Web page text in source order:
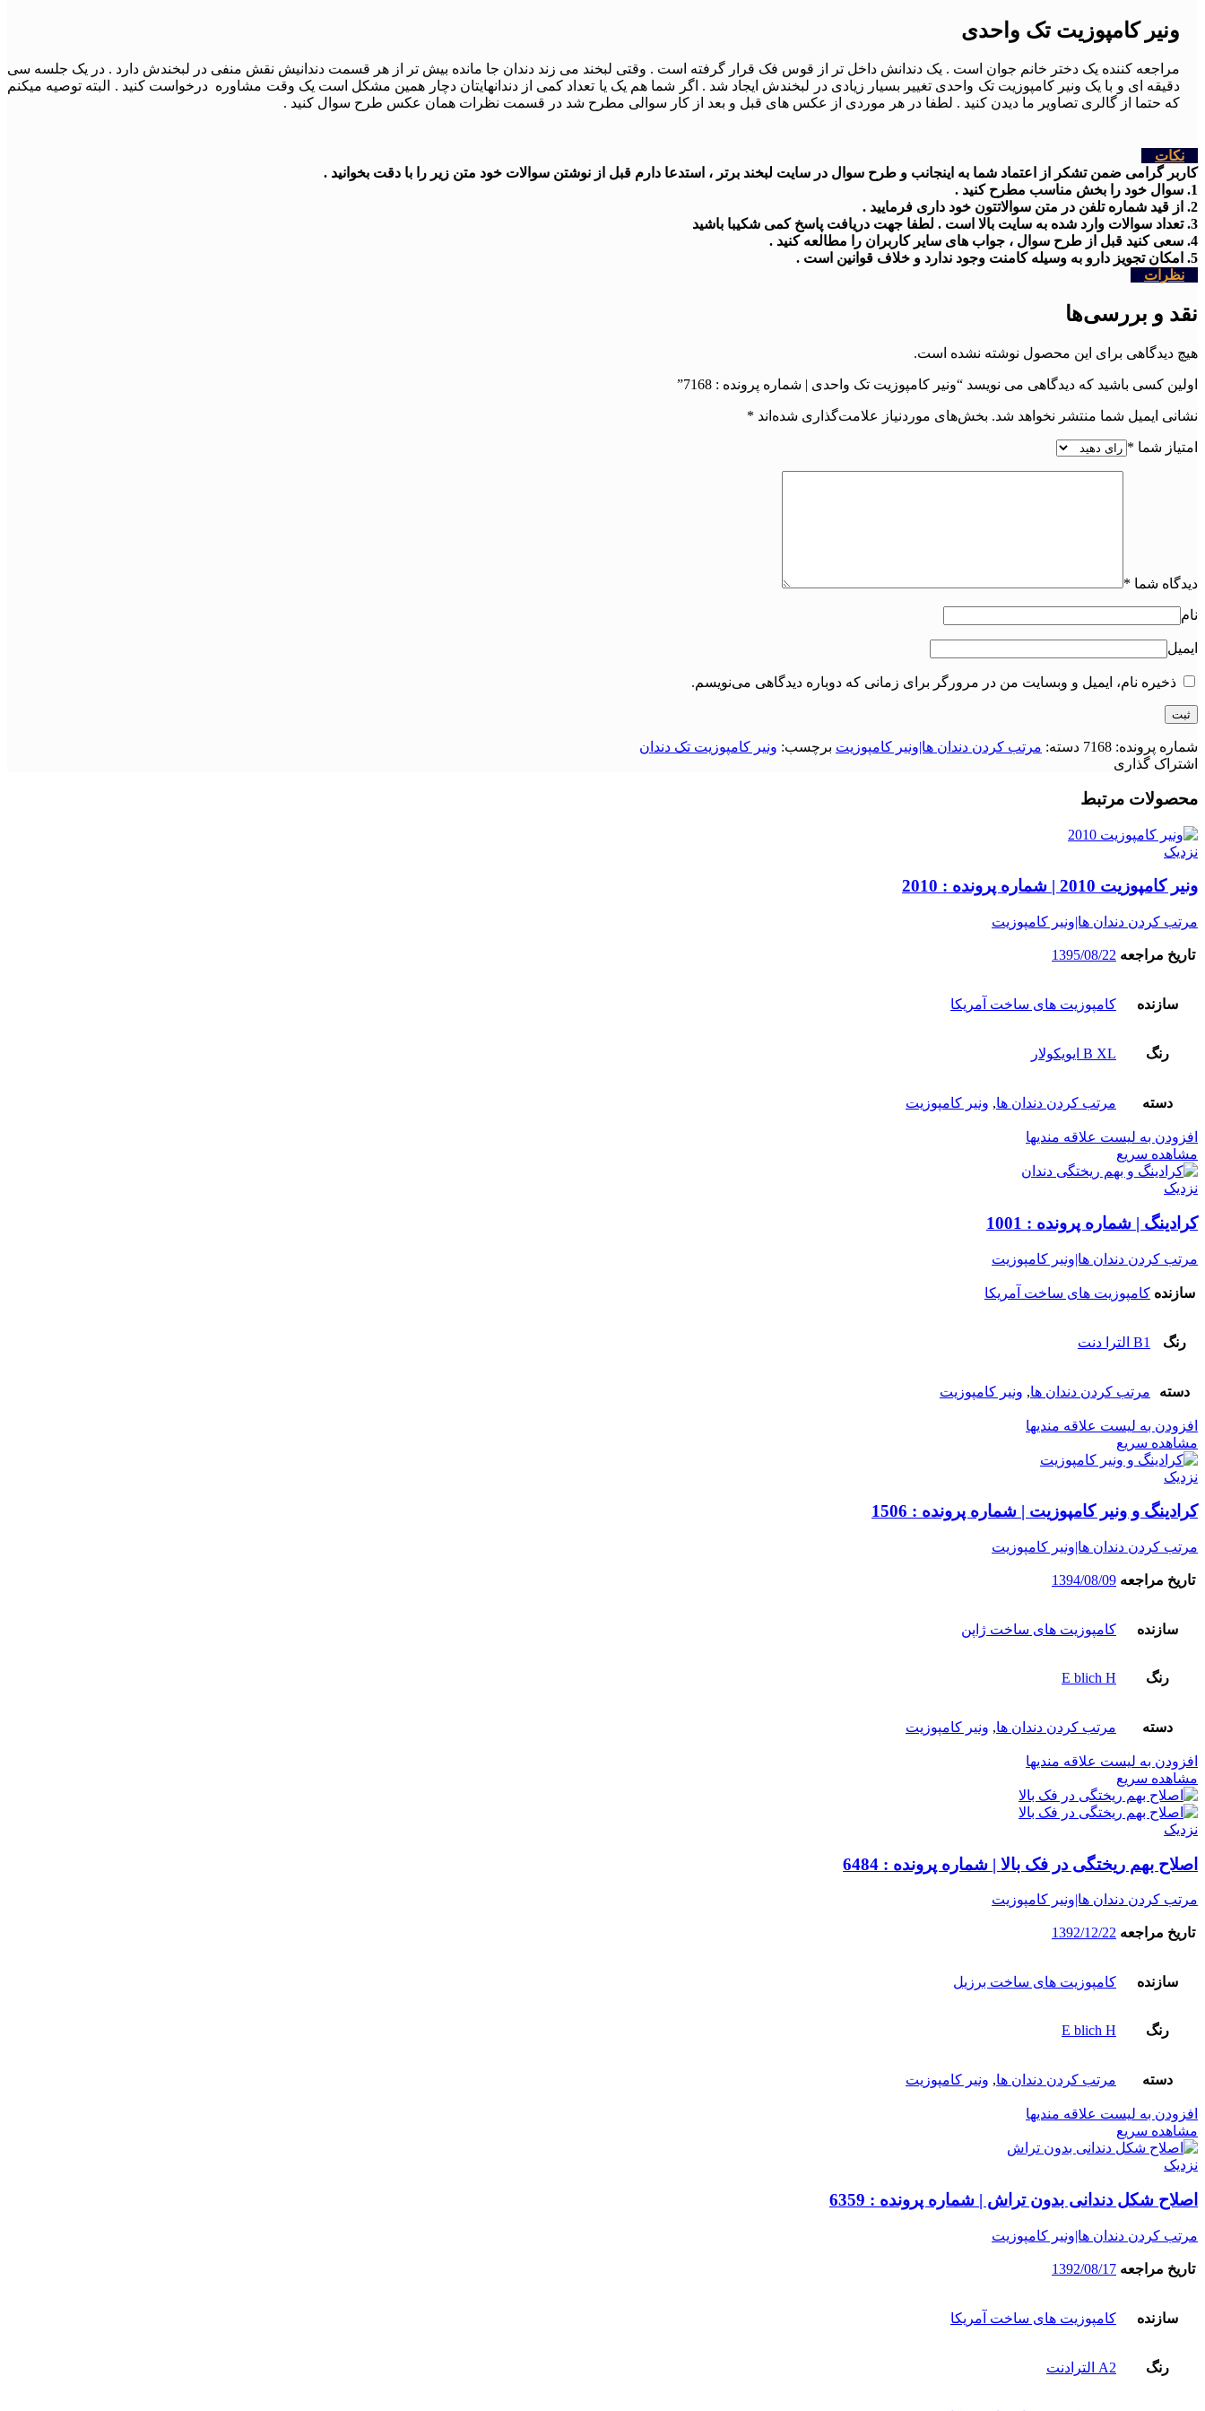
ونیر کامپوزیت تک واحدی
مراجعه کننده یک دختر خانم جوان است . یک دندانش داخل تر از قوس فک قرار گرفته است . وقتی لبخند می زند دندان جا مانده بیش تر از هر قسمت دندانیش نقش منفی در لبخندش دارد . در یک جلسه سی
دقیقه ای و با یک ونیر کامپوزیت تک واحدی تغییر بسیار زیادی در لبخندش ایجاد شد . اگر شما هم یک یا تعداد کمی از دندانهایتان دچار همین مشکل است یک وقت مشاوره درخواست کنید . البته توصیه میکنم
که حتما از گالری تصاویر ما دیدن کنید . لطفا در هر موردی از عکس های قبل و بعد از کار سوالی مطرح شد در قسمت نظرات همان عکس طرح سوال کنید .
نکات
کاربر گرامی ضمن تشکر از اعتماد شما به اینجانب و طرح سوال در سایت لبخند برتر ، استدعا دارم قبل از نوشتن سوالات خود متن زیر را با دقت بخوانید .
1. سوال خود را بخش مناسب مطرح کنید .
2. از قید شماره تلفن در متن سوالاتتون خود داری فرمایید .
3. تعداد سوالات وارد شده به سایت بالا است . لطفا جهت دریافت پاسخ کمی شکیبا باشید
4. سعی کنید قبل از طرح سوال ، جواب های سایر کاربران را مطالعه کنید .
5. امکان تجویز دارو به وسیله کامنت وجود ندارد و خلاف قوانین است .
نظرات
نقد و بررسی‌ها
هیچ دیدگاهی برای این محصول نوشته نشده است.
اولین کسی باشید که دیدگاهی می نویسد “ونیر کامپوزیت تک واحدی | شماره پرونده : 7168”
نشانی ایمیل شما منتشر نخواهد شد. بخش‌های موردنیاز علامت‌گذاری شده‌اند *
امتیاز شما *
دیدگاه شما *
نام
ایمیل
ذخیره نام، ایمیل و وبسایت من در مرورگر برای زمانی که دوباره دیدگاهی می‌نویسم.
شماره پرونده: 7168 دسته: مرتب کردن دندان ها|ونیر کامپوزیت برچسب: ونیر کامپوزیت تک دندان
اشتراک گذاری
محصولات مرتبط
نزدیک
ونیر کامپوزیت 2010 | شماره پرونده : 2010
مرتب کردن دندان ها|ونیر کامپوزیت
تاریخ مراجعه 1395/08/22
سازنده کامپوزیت های ساخت آمریکا
رنگ B XL ایویکولار
دسته مرتب کردن دندان ها, ونیر کامپوزیت
افزودن به لیست علاقه مندیها
مشاهده سریع
نزدیک
کرادینگ | شماره پرونده : 1001
مرتب کردن دندان ها|ونیر کامپوزیت
سازنده کامپوزیت های ساخت آمریکا
رنگ B1 الترا دنت
دسته مرتب کردن دندان ها, ونیر کامپوزیت
افزودن به لیست علاقه مندیها
مشاهده سریع
نزدیک
کرادینگ و ونیر کامپوزیت | شماره پرونده : 1506
مرتب کردن دندان ها|ونیر کامپوزیت
تاریخ مراجعه 1394/08/09
سازنده کامپوزیت های ساخت ژاپن
رنگ E blich H
دسته مرتب کردن دندان ها, ونیر کامپوزیت
افزودن به لیست علاقه مندیها
مشاهده سریع
نزدیک
اصلاح بهم ریختگی در فک بالا | شماره پرونده : 6484
مرتب کردن دندان ها|ونیر کامپوزیت
تاریخ مراجعه 1392/12/22
سازنده کامپوزیت های ساخت برزیل
رنگ E blich H
دسته مرتب کردن دندان ها, ونیر کامپوزیت
افزودن به لیست علاقه مندیها
مشاهده سریع
نزدیک
اصلاح شکل دندانی بدون تراش | شماره پرونده : 6359
مرتب کردن دندان ها|ونیر کامپوزیت
تاریخ مراجعه 1392/08/17
سازنده کامپوزیت های ساخت آمریکا
رنگ A2 الترادنت